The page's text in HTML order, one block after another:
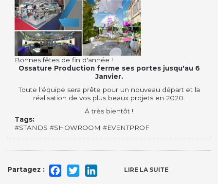
Bonnes fêtes de fin d'année !
Ossature Production ferme ses portes jusqu'au 6
Janvier.
Toute l'équipe sera prête pour un nouveau départ et la
réalisation de vos plus beaux projets en 2020.
Á très bientôt !
Tags:
#STANDS #SHOWROOM #EVENTPROF
Facebook
TwitterLinkedInLIRE LA SUITE